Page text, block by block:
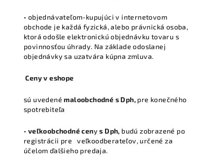
• objednávateľom-kupujúci v internetovom
obchode je každá fyzická, alebo právnická osoba,
ktorá odošle elektronickú objednávku tovaru s
povinnosťou úhrady. Na základe odoslanej
objednávky sa uzatvára kúpna zmluva.
Ceny v eshope
sú uvedené maloobchodné s Dph, pre konečného
spotrebiteľa
• veľkoobchodné ceny s Dph, budú zobrazené po
registrácii pre veľkoodberateľov, určené za
účelom ďalšieho predaja.